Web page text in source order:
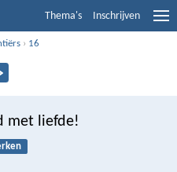
Thema's Inschrijven
› 16
met liefde!